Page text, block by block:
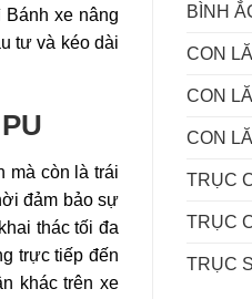
xe nâng
tư và kéo dài
mà còn là trái
đảm bảo sự
thác tối đa
trực tiếp đến
khác trên xe
BÌNH
CON
CON
CON
TRỤC
TRỤC
TRỤC